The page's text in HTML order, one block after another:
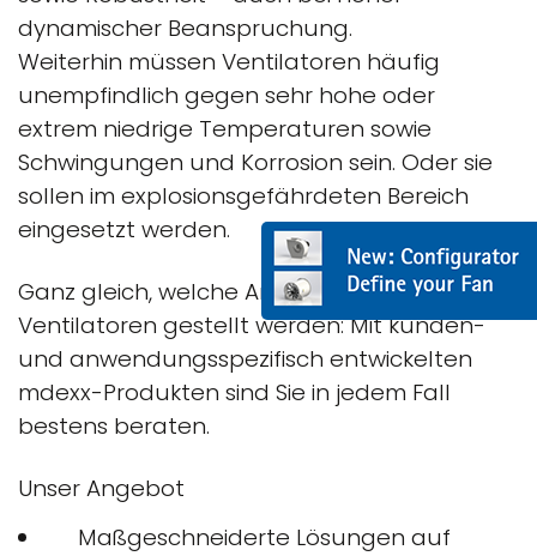
dynamischer Beanspruchung.
Weiterhin müssen Ventilatoren häufig
unempfindlich gegen sehr hohe oder
extrem niedrige Temperaturen sowie
Schwingungen und Korrosion sein. Oder sie
sollen im explosionsgefährdeten Bereich
eingesetzt werden.
Ganz gleich, welche Anforderungen an
Ventilatoren gestellt werden: Mit kunden-
und anwendungsspezifisch entwickelten
mdexx-Produkten sind Sie in jedem Fall
bestens beraten.
Unser Angebot
Maßgeschneiderte Lösungen auf